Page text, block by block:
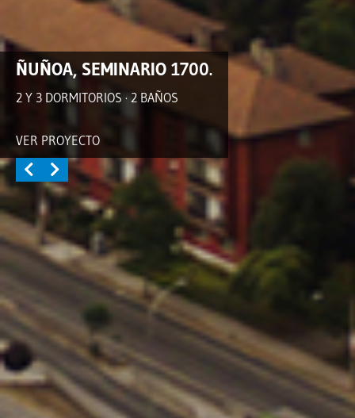
ÑUÑOA, SEMINARIO 1700.
2 Y 3 DORMITORIOS · 2 BAÑOS
VER PROYECTO